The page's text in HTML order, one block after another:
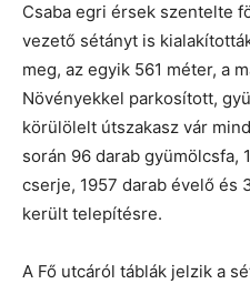
Csaba egri érsek szentelte
vezető sétányt is
meg, az egyik 561 méter, a
Növényekkel parkosított,
körülölelt útszakasz vár
során 96 darab gyümölcsfa,
cserje, 1957 darab évelő és
került telepítésre.
A Fő utcáról táblák jelzik a